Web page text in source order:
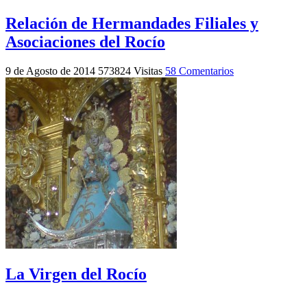
Relación de Hermandades Filiales y
Asociaciones del Rocío
9 de Agosto de 2014 573824 Visitas 58 Comentarios
La Virgen del Rocío